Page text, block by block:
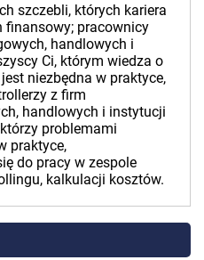
szczebli, których kariera
finansowy; pracownicy
handlowych i
Ci, którym wiedza o
niezbędna w praktyce,
z firm
handlowych i instytucji
problemami
praktyce,
do pracy w zespole
kalkulacji kosztów.